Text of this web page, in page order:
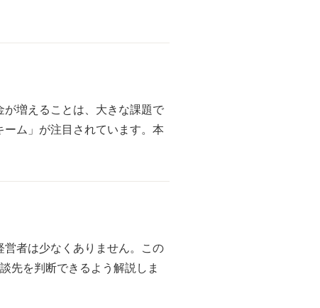
増えることは、大きな課題で
ム」が注目されています。本
者は少なくありません。この
先を判断できるよう解説しま